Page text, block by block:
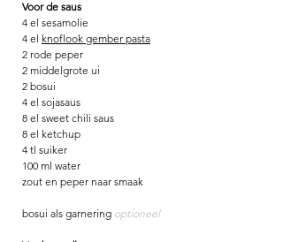
Voor de saus
4 el sesamolie
4 el knoflook gember pasta
2 rode peper
2 middelgrote ui
2 bosui
4 el sojasaus
8 el sweet chili saus
8 el ketchup
4 tl suiker
100 ml water
zout en peper naar smaak
bosui als garnering optioneel